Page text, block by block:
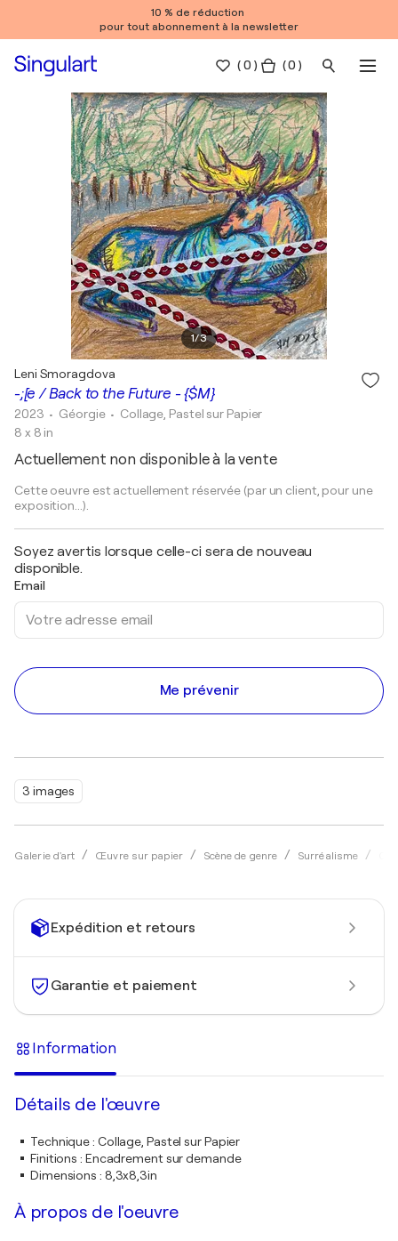
10 % de réduction
pour tout abonnement à la newsletter
(0 ) ( 0 )
1/3
3 images
Galerie d'art Œuvre sur papier Scène de genre Surréalisme
-;[e / Back to the Future - {$M}
Leni Smoragdova
2023 • Géorgie • Collage, Pastel sur Papier
8 x 8 in
Actuellement non disponible à la vente
Cette oeuvre est actuellement réservée (par un client, pour une
exposition...).
Soyez avertis lorsque celle-ci sera de nouveau
disponible.
Email
Me prévenir
Expédition et retours
Garantie et paiement
Information
Détails de l'œuvre
Technique: Collage, Pastel sur Papier
Finitions : Encadrement sur demande
Dimensions : 8,3x8,3in
À propos de l'oeuvre